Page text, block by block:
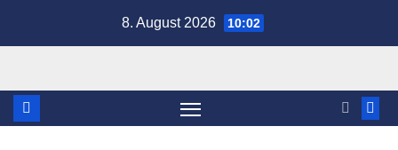
8. August 2026 10:02